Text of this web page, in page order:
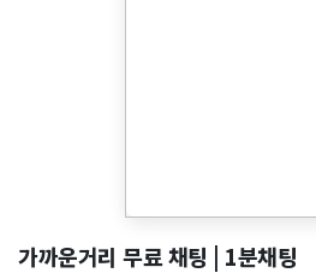
가까운거리 무료 채팅 | 1분채팅